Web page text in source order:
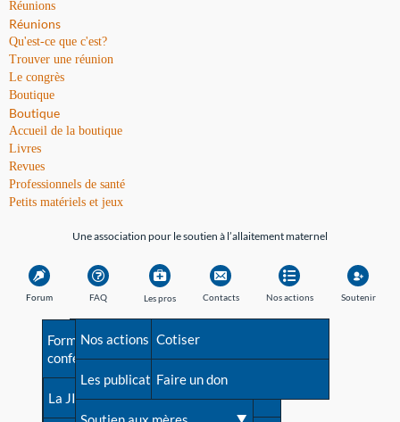
Réunions
Réunions
Qu'est-ce que c'est?
Trouver une réunion
Le congrès
Boutique
Boutique
Accueil de la boutique
Livres
Revues
Professionnels de santé
Petits matériels et jeux
Une association pour le soutien à l’allaitement maternel
Forum FAQ
Avant la naissance
Les débuts
Les pros
Formations et
conférences
La JIA
Contacts
Besoin d'aide?
Répertoire de tous les
contacts
Nos actions
Nos actions
Les publications
Soutenir
Cotiser
Faire un don